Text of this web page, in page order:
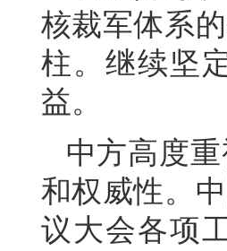
核裁军体系
柱。继续坚
益。
中方高度
和权威性。
议大会各项